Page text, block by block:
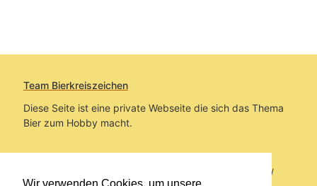
Team Bierkreiszeichen
Diese Seite ist eine private Webseite die sich das Thema
Bier zum Hobby macht.
Sie befinden sich auf https://www.bierkreiszeichen.at/